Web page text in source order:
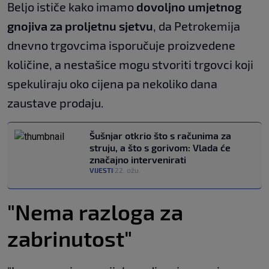
Beljo ističe kako imamo dovoljno umjetnog
gnojiva za proljetnu sjetvu, da Petrokemija
dnevno trgovcima isporučuje proizvedene
količine, a nestašice mogu stvoriti trgovci koji
spekuliraju oko cijena pa nekoliko dana
zaustave prodaju.
Šušnjar otkrio što s računima za
struju, a što s gorivom: Vlada će
značajno intervenirati
VIJESTI 22. ožu.
"Nema razloga za
zabrinutost"